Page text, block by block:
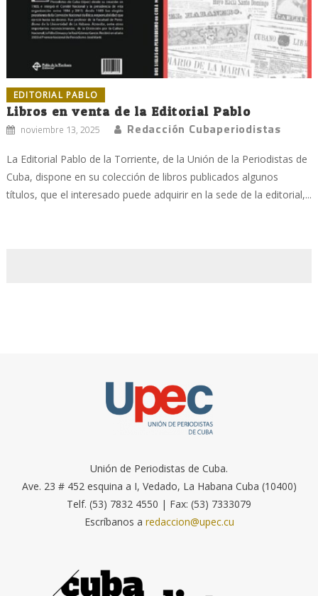
EDITORIAL PABLO
Libros en venta de la Editorial Pablo
noviembre 13, 2025 Redacción Cubaperiodistas
La Editorial Pablo de la Torriente, de la Unión de la Periodistas de
Cuba, dispone en su colección de libros publicados algunos
títulos, que el interesado puede adquirir en la sede de la editorial,...
Unión de Periodistas de Cuba.
Ave. 23 # 452 esquina a I, Vedado, La Habana Cuba (10400)
Telf. (53) 7832 4550 | Fax: (53) 7333079
Escríbanos a redaccion@upec.cu